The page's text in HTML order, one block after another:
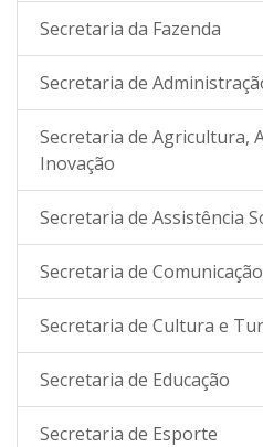
Secretaria da Fazenda
Secretaria de
Secretaria de Agricultura,
Inovação
Secretaria de Assistência
Secretaria de Comunicação
Secretaria de Cultura e
Secretaria de Educação
Secretaria de Esporte